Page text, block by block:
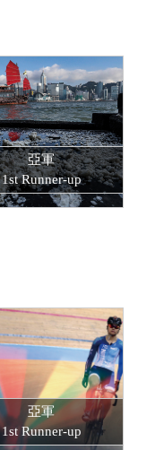
亞軍
1st Runner-up
亞軍
1st Runner-up